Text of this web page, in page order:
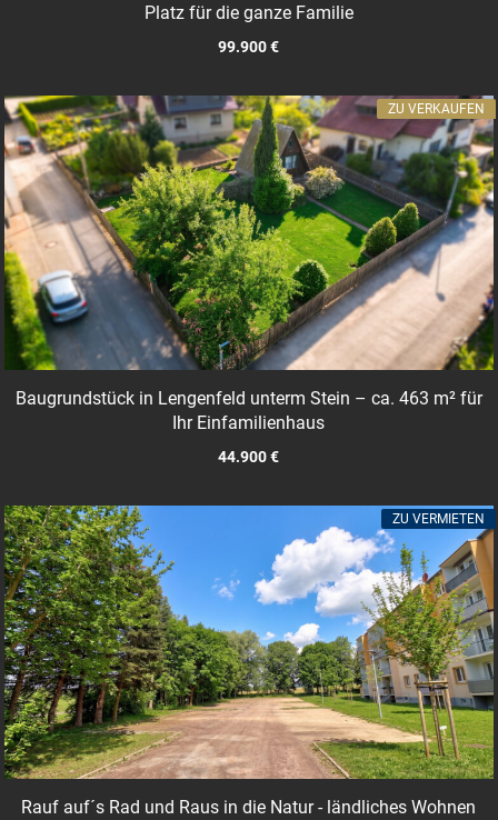
Platz für die ganze Familie
99.900 €
Baugrundstück in Lengenfeld unterm Stein – ca. 463 m² für
Ihr Einfamilienhaus
44.900 €
ZU VERKAUFEN
Rauf auf´s Rad und Raus in die Natur - ländliches Wohnen
ZU VERMIETEN